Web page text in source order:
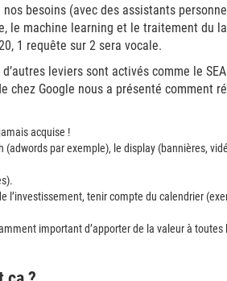
besoins (avec des assistants
le machine learning et le traitement du
1 requête sur 2 sera vocale.
leviers sont activés comme le
chez Google nous a présenté comment
acquise !
par exemple), le display (bannières,
l’investissement, tenir compte du calendrier
important d’apporter de la valeur à toutes